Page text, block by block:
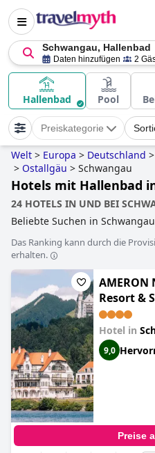
Schwangau, Hallenbad
Daten hinzufügen 2
Hallenbad Pool
Preiskategorie
Welt > Europa > Deutschland >
> Ostallgäu > Schwangau
Hotels mit Hallenbad
24 HOTELS IN UND BEI
Beliebte Suchen in
Das Ranking kann durch die
erhalten.
Resort &
Hotel in
9,0
Preise